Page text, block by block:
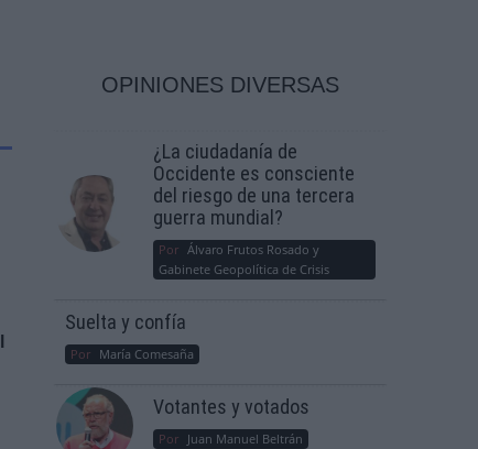
OPINIONES DIVERSAS
¿La ciudadanía de
Occidente es consciente
del riesgo de una tercera
guerra mundial?
Por Álvaro Frutos Rosado y
Gabinete Geopolítica de Crisis
Suelta y confía
Por María Comesaña
Votantes y votados
Por Juan Manuel Beltrán